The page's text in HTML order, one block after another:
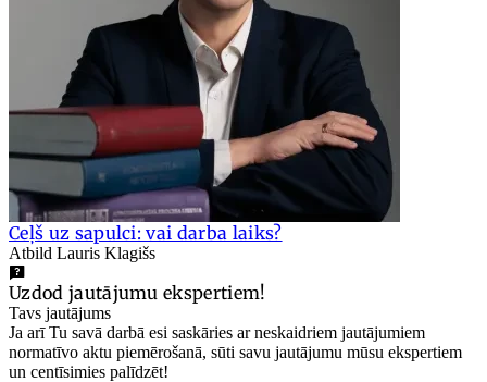
Ceļš uz sapulci: vai darba laiks?
Atbild Lauris Klagišs
Uzdod jautājumu ekspertiem!
Tavs jautājums
Ja arī Tu savā darbā esi saskāries ar neskaidriem jautājumiem
normatīvo aktu piemērošanā, sūti savu jautājumu mūsu ekspertiem
un centīsimies palīdzēt!